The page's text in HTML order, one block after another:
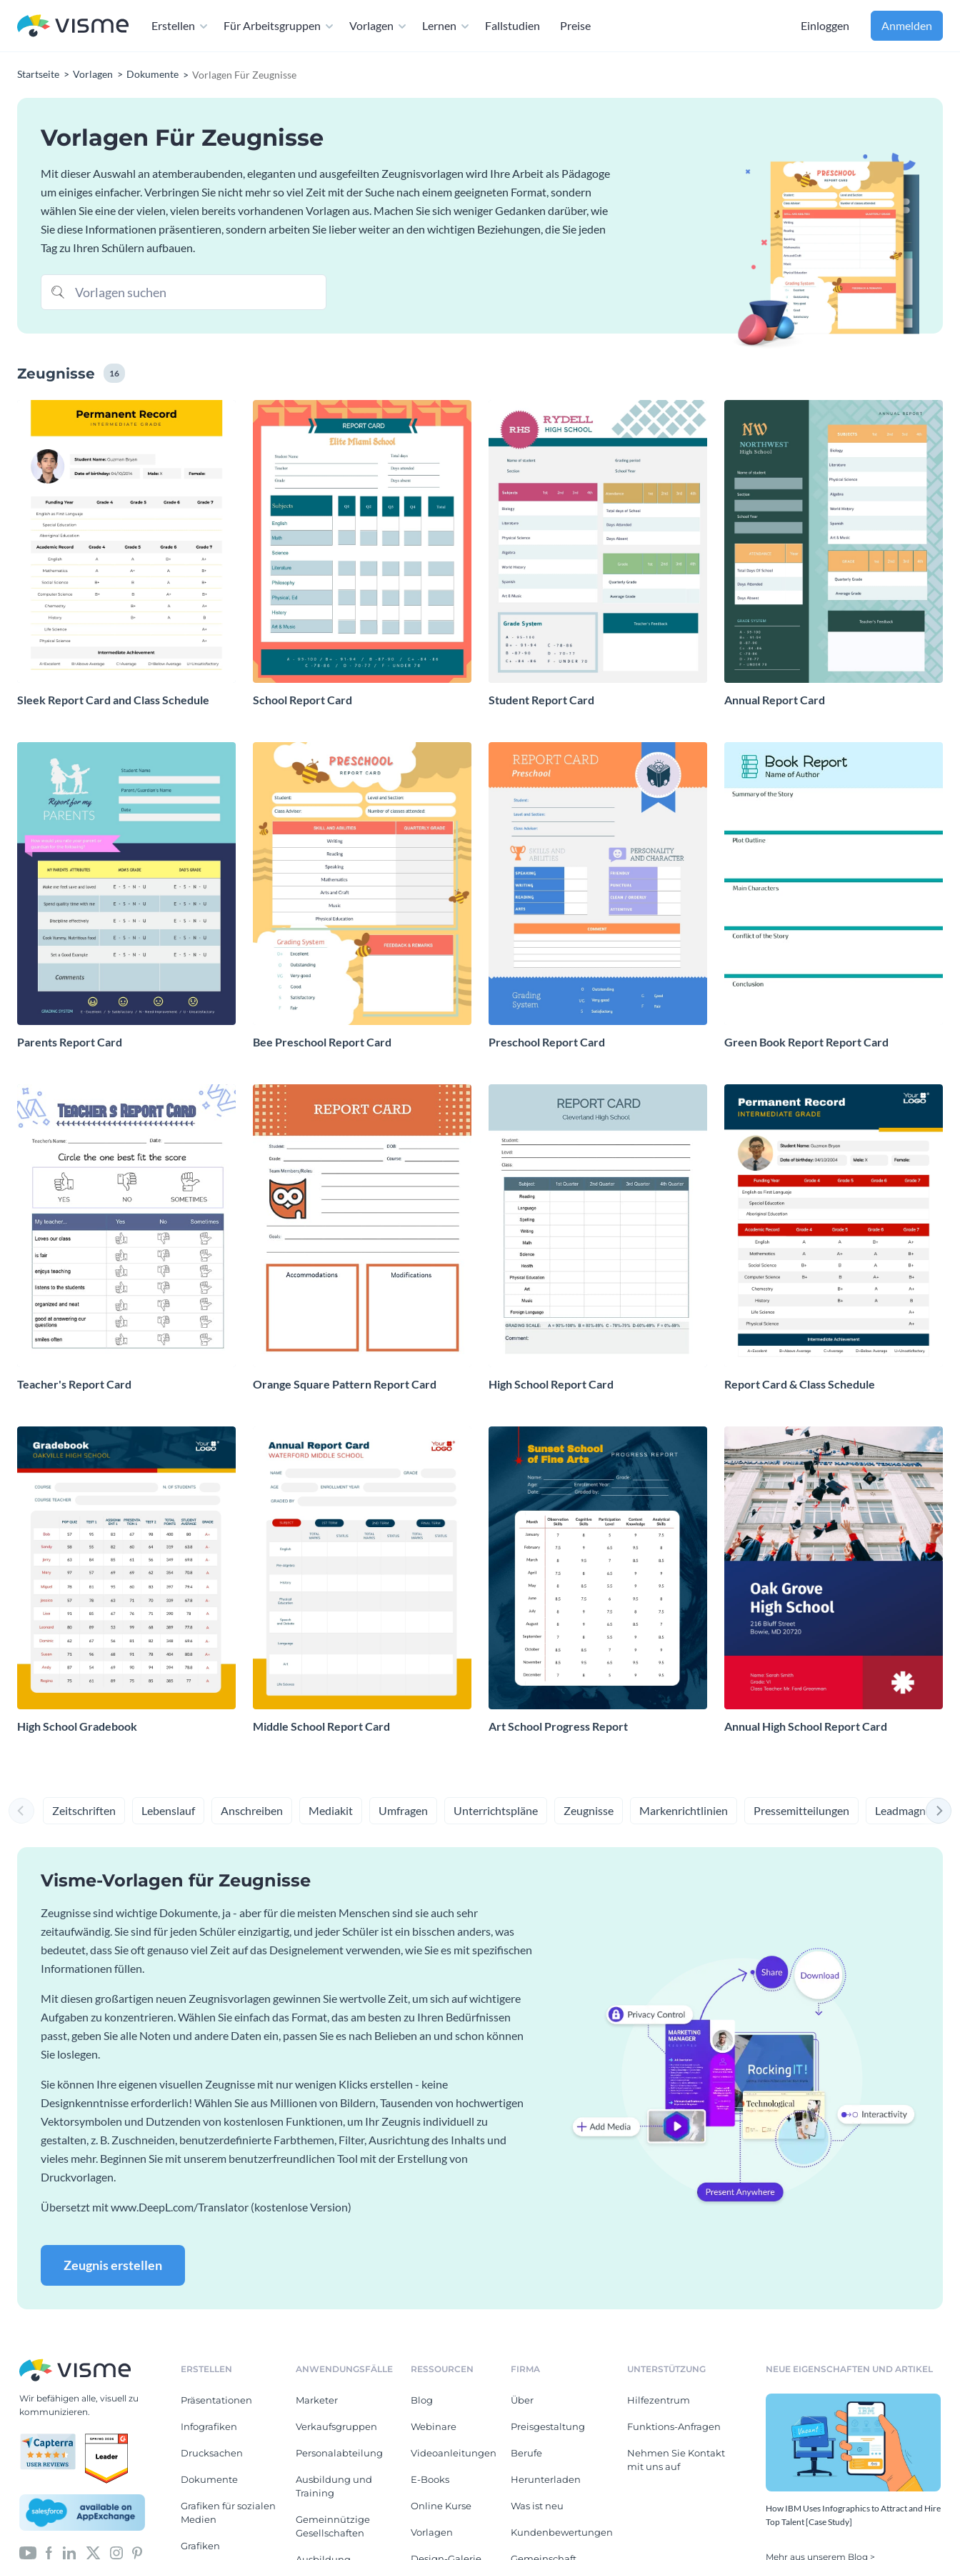
Erstellen Für Arbeitsgruppen Vorlagen Lernen Fallstudien Preise Einloggen Anmelden
Startseite Vorlagen Dokumente Vorlagen Für Zeugnisse
Vorlagen Für Zeugnisse
Mit dieser Auswahl an atemberaubenden, eleganten und ausgefeilten Zeugnisvorlagen wird Ihre Arbeit als Pädagoge
um einiges einfacher. Verbringen Sie nicht mehr so viel Zeit mit der Suche nach einem geeigneten Format, sondern
wählen Sie eine der vielen, vielen bereits vorhandenen Vorlagen aus. Machen Sie sich weniger Gedanken darüber, wie
Sie diese Informationen präsentieren, sondern arbeiten Sie lieber weiter an den wichtigen Beziehungen, die Sie jeden
Tag zu Ihren Schülern aufbauen.
Zeugnisse 16
Sleek Report Card and Class Schedule School Report Card Student Report Card Annual Report Card
Parents Report Card Bee Preschool Report Card Preschool Report Card Green Book Report Report Card
Teacher's Report Card Orange Square Pattern Report Card High School Report Card Report Card & Class Schedule
High School Gradebook Middle School Report Card Art School Progress Report Annual High School Report Card
Zeitschriften Lebenslauf Anschreiben Mediakit Umfragen Unterrichtspläne Zeugnisse Markenrichtlinien Pressemitteilungen Leadmagnet
Visme-Vorlagen für Zeugnisse
Zeugnisse sind wichtige Dokumente, ja - aber für die meisten Menschen sind sie auch sehr
zeitaufwändig. Sie sind für jeden Schüler einzigartig, und jeder Schüler ist ein bisschen anders, was
bedeutet, dass Sie oft genauso viel Zeit auf das Designelement verwenden, wie Sie es mit spezifischen
Informationen füllen.
Mit diesen großartigen neuen Zeugnisvorlagen gewinnen Sie wertvolle Zeit, um sich auf wichtigere
Aufgaben zu konzentrieren. Wählen Sie einfach das Format, das am besten zu Ihren Bedürfnissen
passt, geben Sie alle Noten und andere Daten ein, passen Sie es nach Belieben an und schon können
Sie loslegen.
Sie können Ihre eigenen visuellen Zeugnisse mit nur wenigen Klicks erstellen - keine
Designkenntnisse erforderlich! Wählen Sie aus Millionen von Bildern, Tausenden von hochwertigen
Vektorsymbolen und Dutzenden von kostenlosen Funktionen, um Ihr Zeugnis individuell zu
gestalten, z. B. Zuschneiden, benutzerdefinierte Farbthemen, Filter, Ausrichtung des Inhalts und
vieles mehr. Beginnen Sie mit unserem benutzerfreundlichen Tool mit der Erstellung von
Druckvorlagen.
Übersetzt mit www.DeepL.com/Translator (kostenlose Version)
Zeugnis erstellen
Wir befähigen alle, visuell zu
kommunizieren.
ERSTELLEN
Präsentationen
Infografiken
Drucksachen
Dokumente
Grafiken für sozialen
Medien
Grafiken
ANWENDUNGSFÄLLE
Marketer
Verkaufsgruppen
Personalabteilung
Ausbildung und
Training
Gemeinnützige
Gesellschaften
RESSOURCEN
Blog
Webinare
Videoanleitungen
E-Books
Online Kurse
Vorlagen
FIRMA
Über
Preisgestaltung
Berufe
Herunterladen
Was ist neu
Kundenbewertungen
UNTERSTÜTZUNG
Hilfezentrum
Funktions-Anfragen
Nehmen Sie Kontakt
mit uns auf
NEUE EIGENSCHAFTEN UND ARTIKEL
How IBM Uses Infographics to Attract and Hire
Top Talent [Case Study]
Mehr aus unserem Blog >